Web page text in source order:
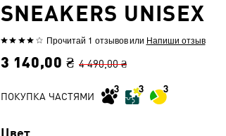
SNEAKERS UNISEX
Выбрана
оценка
4из
Прочитай 1 отзывовили Напиши отзыв
3 140,00 ₴ 4 490,00 ₴
ПОКУПКА ЧАСТЯМИ
Цвет